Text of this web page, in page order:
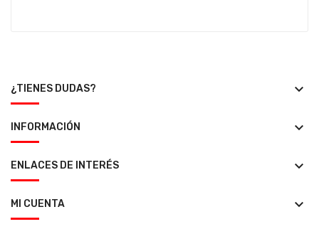
¿TIENES DUDAS? keyboard_arrow_down
INFORMACIÓN keyboard_arrow_down
ENLACES DE INTERÉS keyboard_arrow_down
MI CUENTA keyboard_arrow_down